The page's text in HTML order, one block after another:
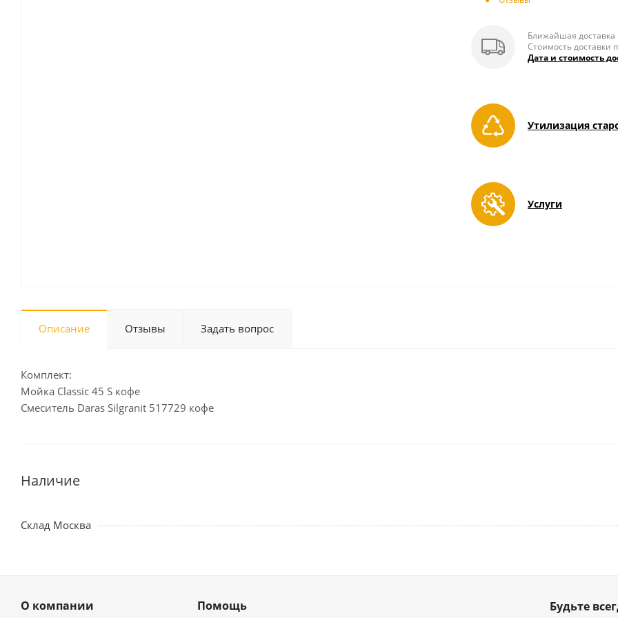
Ближайшая доставка
Стоимость доставки
Дата и стоимость
Утилизация
Услуги
Описание Отзывы Задать вопрос
Комплект:
Мойка Classic 45 S кофе
Смеситель Daras Silgranit 517729 кофе
Наличие
Склад Москва
О компании Помощь Будьте